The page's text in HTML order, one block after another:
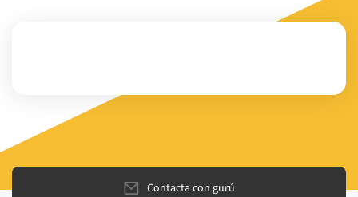
Contacta con gurú